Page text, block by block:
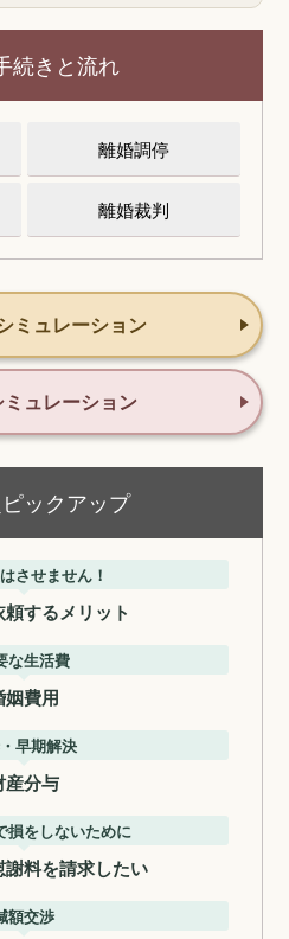
続きと流れ
離婚調停
離婚裁判
ミュレーション
ュレーション
ックアップ
させません！
するメリット
な生活費
姻費用
早期解決
産分与
損をしないために
料を請求したい
額交渉